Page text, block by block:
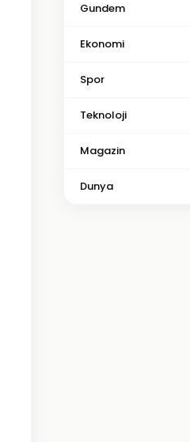
Gundem
Ekonomi
Spor
Teknoloji
Magazin
Dunya